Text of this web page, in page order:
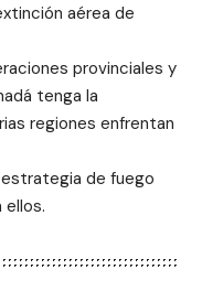
aérea de
provinciales y
tenga la
regiones enfrentan
de fuego
ellos.